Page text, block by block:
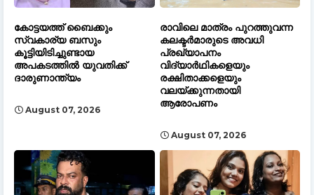
കോട്ടയത്ത് ബൈക്കും
സ്വകാര്യ ബസും
കൂട്ടിയിടിച്ചുണ്ടായ
അപകടത്തിൽ യുവതിക്ക്
ദാരുണാന്ത്യം
August 07, 2026
രാവിലെ മാത്രം പുറത്തുവന്ന
കലക്ടർമാരുടെ അവധി
പ്രഖ്യാപനം
വിദ്യാർഥികളെയും
രക്ഷിതാക്കളെയും
വലയ്ക്കുന്നതായി
ആരോപണം
August 07, 2026